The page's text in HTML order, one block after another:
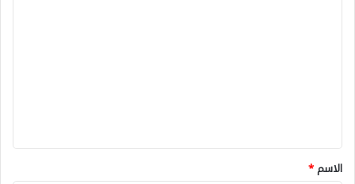
*
الاسم*